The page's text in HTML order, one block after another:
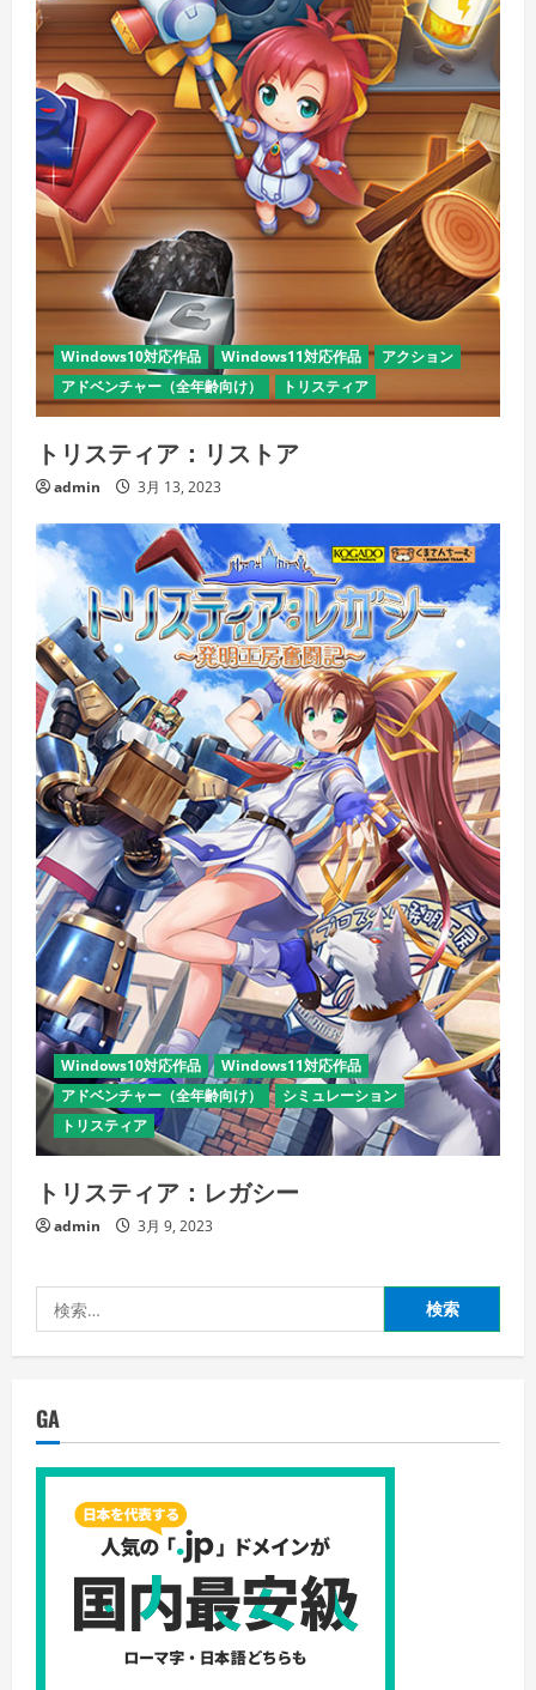
Windows10対応作品 Windows11対応作品
アクション
アドベンチャー（全年齢向け）
トリスティア
トリスティア：リストア
admin 3月 13, 2023
Windows10対応作品
Windows11対応作品
アドベンチャー（全年齢向け）
シミュレーション
トリスティア
トリスティア：レガシー
admin 3月 9, 2023
索:
GA